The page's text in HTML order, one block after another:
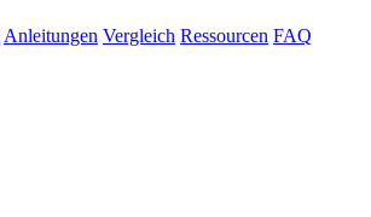
Anleitungen Vergleich Ressourcen FAQ